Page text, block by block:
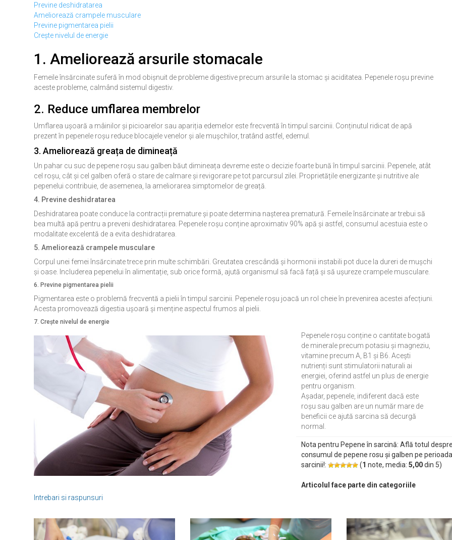
Previne deshidratarea
Ameliorează crampele musculare
Previne pigmentarea pielii
Crește nivelul de energie
1. Ameliorează arsurile stomacale
Femeile însărcinate suferă în mod obișnuit de probleme digestive precum arsurile la stomac și aciditatea. Pepenele roșu previne
aceste probleme, calmând sistemul digestiv.
2. Reduce umflarea membrelor
Umflarea ușoară a mâinilor și picioarelor sau apariția edemelor este frecventă în timpul sarcinii. Conținutul ridicat de apă
prezent în pepenele roșu reduce blocajele venelor și ale mușchilor, tratând astfel, edemul.
3. Ameliorează greața de dimineață
Un pahar cu suc de pepene roșu sau galben băut dimineața devreme este o decizie foarte bună în timpul sarcinii. Pepenele, atât
cel roșu, cât și cel galben oferă o stare de calmare și revigorare pe tot parcursul zilei. Proprietățile energizante și nutritive ale
pepenelui contribuie, de asemenea, la ameliorarea simptomelor de greață.
4. Previne deshidratarea
Deshidratarea poate conduce la contracții premature și poate determina nașterea prematură. Femeile însărcinate ar trebui să
bea multă apă pentru a preveni deshidratarea. Pepenele roșu conține aproximativ 90% apă și astfel, consumul acestuia este o
modalitate excelentă de a evita deshidratarea.
5. Ameliorează crampele musculare
Corpul unei femei însărcinate trece prin multe schimbări. Greutatea crescândă și hormonii instabili pot duce la dureri de mușchi
și oase. Includerea pepenelui în alimentație, sub orice formă, ajută organismul să facă față și să ușureze crampele musculare.
6. Previne pigmentarea pielii
Pigmentarea este o problemă frecventă a pielii în timpul sarcinii. Pepenele roșu joacă un rol cheie în prevenirea acestei afecțiuni.
Acesta promovează digestia ușoară și menține aspectul frumos al pielii.
7. Crește nivelul de energie
Pepenele roșu conține o cantitate bogată
de minerale precum potasiu și magneziu,
vitamine precum A, B1 și B6. Acești
nutrienți sunt stimulatorii naturali ai
energiei, oferind astfel un plus de energie
pentru organism.
Așadar, pepenele, indiferent dacă este
roșu sau galben are un număr mare de
beneficii ce ajută sarcina să decurgă
normal.
Nota pentru Pepene în sarcină: Află totul
consumul de pepene rosu și galben pe perioada
sarcinii!:
(1 note, media: 5,00din 5)
Articolul face parte din categoriile
Intrebari si raspunsuri